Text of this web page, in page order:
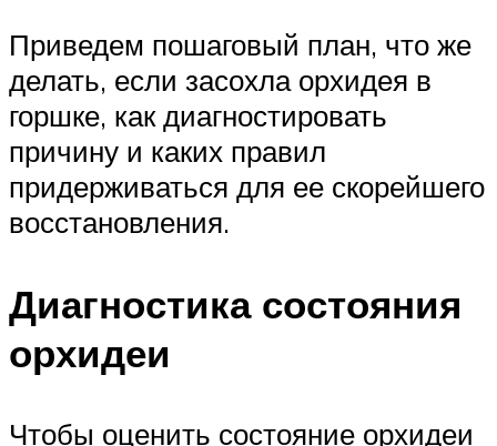
Приведем пошаговый план, что же
делать, если засохла орхидея в
горшке, как диагностировать
причину и каких правил
придерживаться для ее скорейшего
восстановления.
Диагностика состояния
орхидеи
Чтобы оценить состояние орхидеи